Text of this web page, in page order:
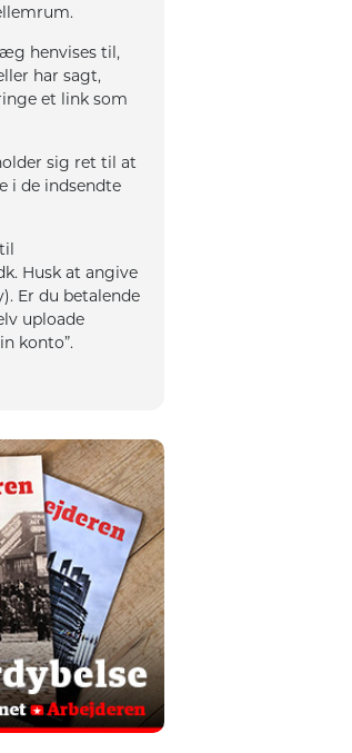
henvises til,
har sagt,
et link som
sig ret til at
i de indsendte
Husk at angive
Er du betalende
uploade
konto”.